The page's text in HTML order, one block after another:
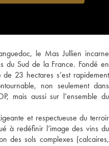
le Mas Jullien incarne
du Sud de la France. Fondé en
23 hectares s’est rapidement
non seulement dans
mais aussi sur l’ensemble du
et respectueuse du terroir
à redéfinir l’image des vins du
des sols complexes (calcaires,